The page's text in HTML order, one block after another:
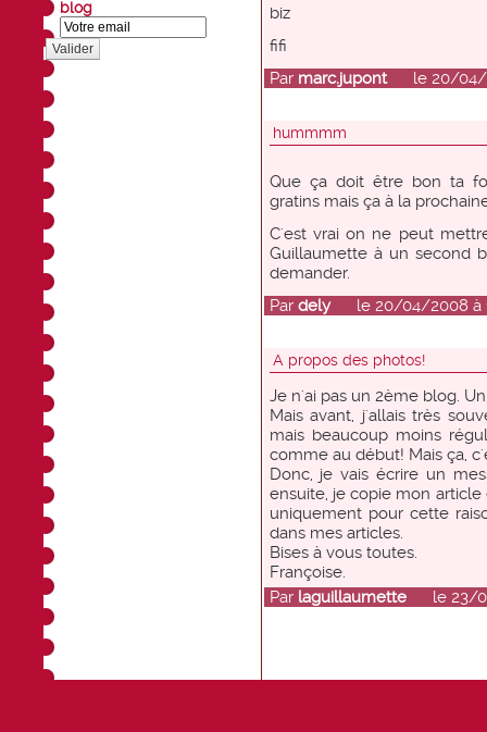
blog
Valider
biz
fifi
Par marc.jupontle 20/04/
hummmm
Que ça doit être bon ta
gratins mais ça à la
C'est vrai on ne peut
Guillaumette à un second
demander.
Par delyle 20/04/2008 à
A propos des photos!
Je n'ai pas un 2ème blog.
Mais avant, j'allais très
mais beaucoup moins
comme au début! Mais ça,
Donc, je vais écrire un
ensuite, je copie mon
uniquement pour cette
dans mes articles.
Bises à vous toutes.
Françoise.
Par laguillaumettele 23/04/